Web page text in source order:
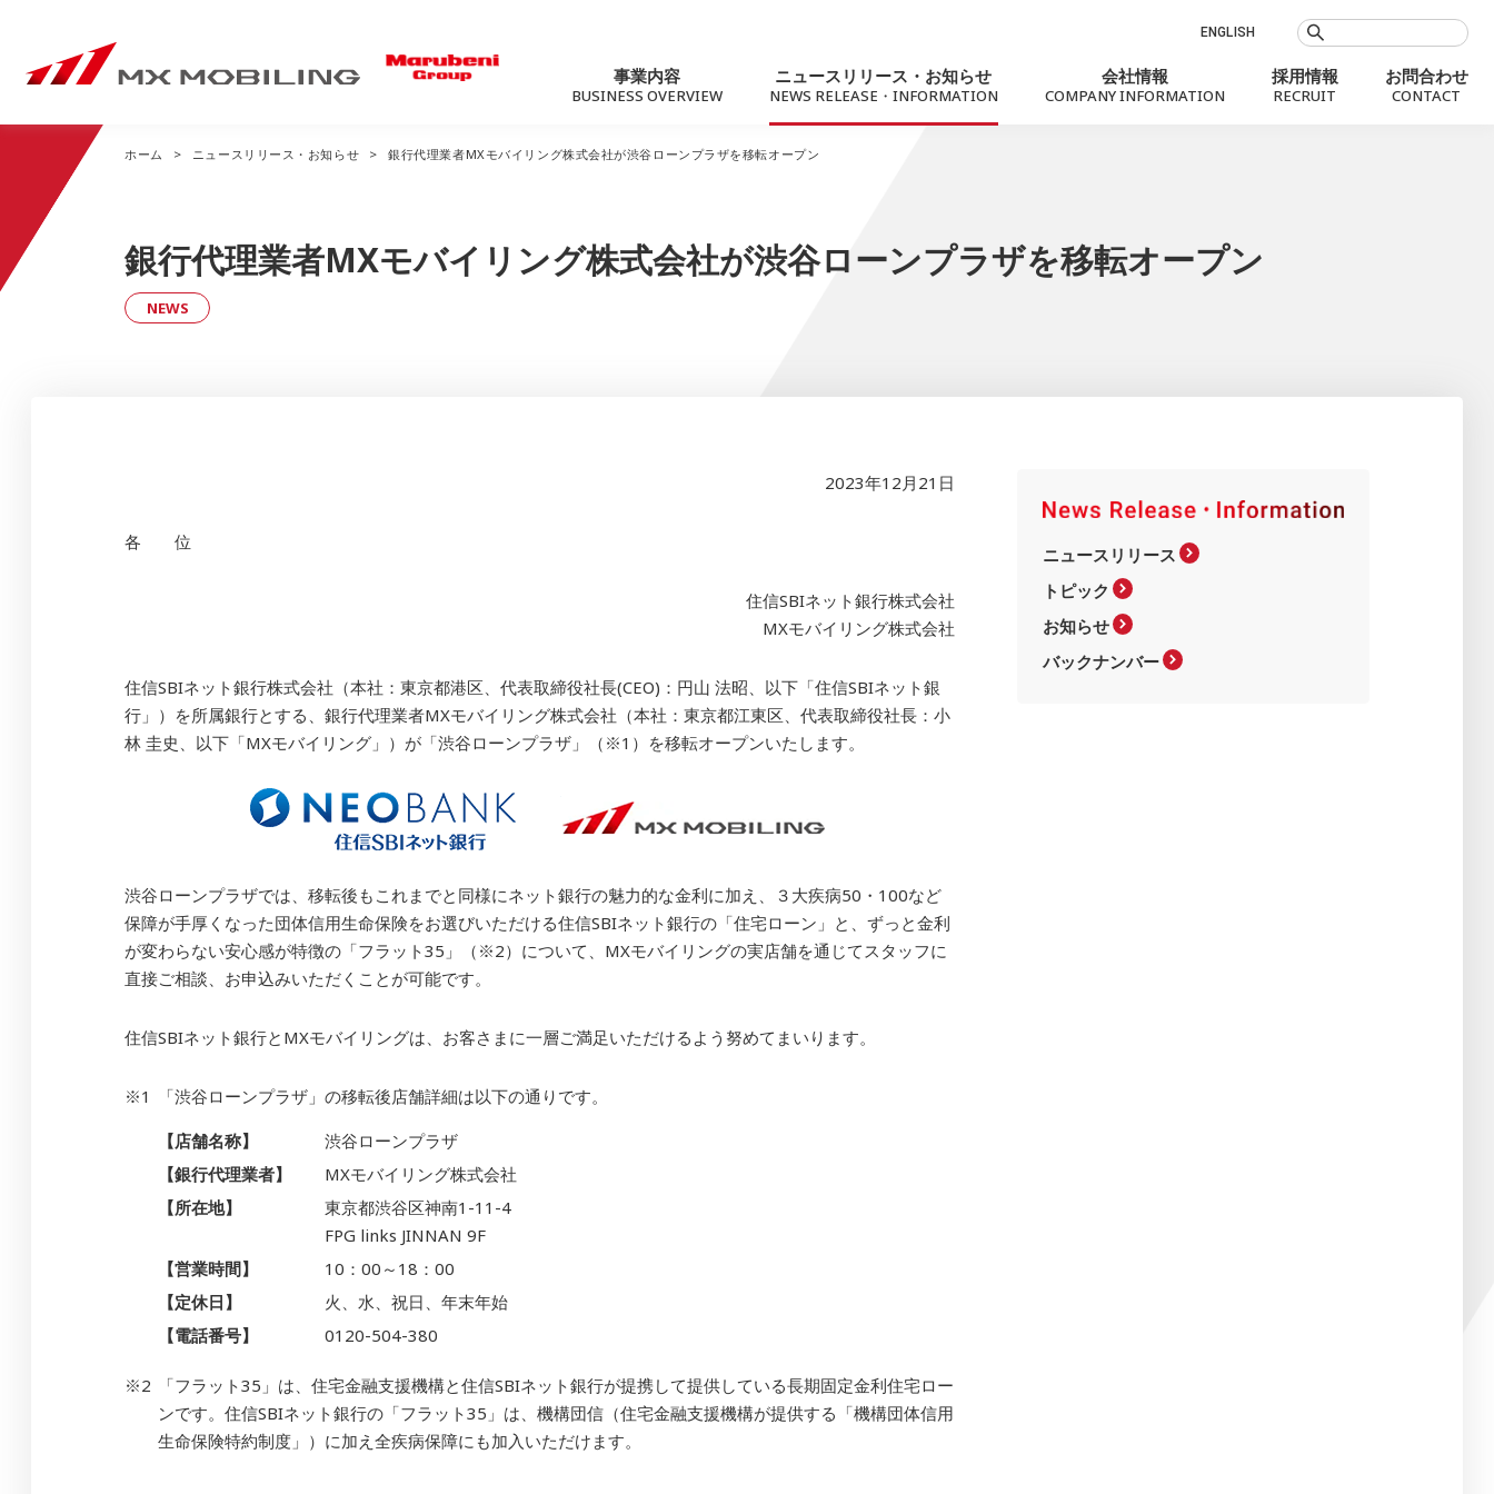
ENGLISH
事業内容
BUSINESS OVERVIEW
事業内容トップ
Mobile Sales For Business Social Value
ニュースリリース・お知らせ
NEWS RELEASE・INFORMATION
ニュースリリース・
お知らせトップ
会社情報
COMPANY INFORMATION
会社情報トップ
経営方針 サステナビリティ 会社概要
採用情報
RECRUIT
お問合わせ
CONTACT
ホーム ニュースリリース・お知らせ 銀行代理業者MXモバイリング株式会社が渋谷ローンプラザを移転オープン
銀行代理業者MXモバイリング株式会社が渋谷ローンプラザを移転オープン
NEWS
2023年12月21日
各 位
住信SBIネット銀行株式会社
MXモバイリング株式会社
住信SBIネット銀行株式会社（本社：東京都港区、代表取締役社長(CEO)：円山 法昭、以下「住信SBIネット銀
行」）を所属銀行とする、銀行代理業者MXモバイリング株式会社（本社：東京都江東区、代表取締役社長：小
林 圭史、以下「MXモバイリング」）が「渋谷ローンプラザ」
（※1） を移転オープンいたします。
渋谷ローンプラザでは、移転後もこれまでと同様にネット銀行の魅力的な金利に加え、３大疾病50・100など
保障が手厚くなった団体信用生命保険をお選びいただける住信SBIネット銀行の「住宅ローン」と、ずっと金利
が変わらない安心感が特徴の「フラット35」
（※2） について、MXモバイリングの実店舗を通じてスタッフに
直接ご相談、お申込みいただくことが可能です。
住信SBIネット銀行とMXモバイリングは、お客さまに一層ご満足いただけるよう努めてまいります。
「渋谷ローンプラザ」の移転後店舗詳細は以下の通りです。
【店舗名称】
渋谷ローンプラザ
【銀行代理業者】
MXモバイリング株式会社
【所在地】
東京都渋谷区神南1-11-4
FPG links JINNAN 9F
【営業時間】
10：00～18：00
【定休日】
火、水、祝日、年末年始
【電話番号】
0120-504-380
「フラット35」は、住宅金融支援機構と住信SBIネット銀行が提携して提供している長期固定金利住宅ロー
ンです。住信SBIネット銀行の「フラット35」は、機構団信（住宅金融支援機構が提供する「機構団体信用
生命保険特約制度」）に加え全疾病保障にも加入いただけます。
ニュースリリース
トピック
お知らせ
バックナンバー